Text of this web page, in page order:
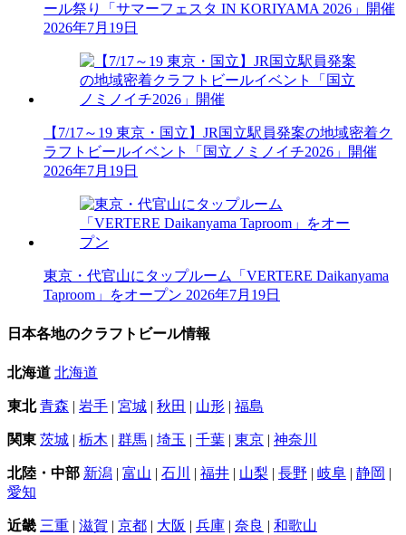
ール祭り「サマーフェスタ IN KORIYAMA 2026」開催
2026年7月19日
【7/17～19 東京・国立】JR国立駅員発案の地域密着ク
ラフトビールイベント「国立ノミノイチ2026」開催
2026年7月19日
東京・代官山にタップルーム「VERTERE Daikanyama
Taproom」をオープン 2026年7月19日
日本各地のクラフトビール情報
北海道 北海道
東北 青森 | 岩手 | 宮城 | 秋田 | 山形 | 福島
関東 茨城 | 栃木 | 群馬 | 埼玉 | 千葉 | 東京 | 神奈川
北陸・中部 新潟 | 富山 | 石川 | 福井 | 山梨 | 長野 | 岐阜 | 静岡 |
愛知
近畿 三重 | 滋賀 | 京都 | 大阪 | 兵庫 | 奈良 | 和歌山